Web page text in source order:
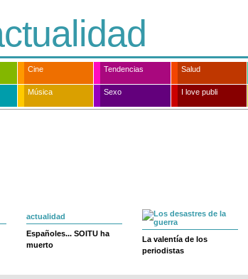
Cine Tendencias Salud
Música Sexo I love publi
actualidad
Españoles... SOITU ha
muerto
La valentía de los
periodistas